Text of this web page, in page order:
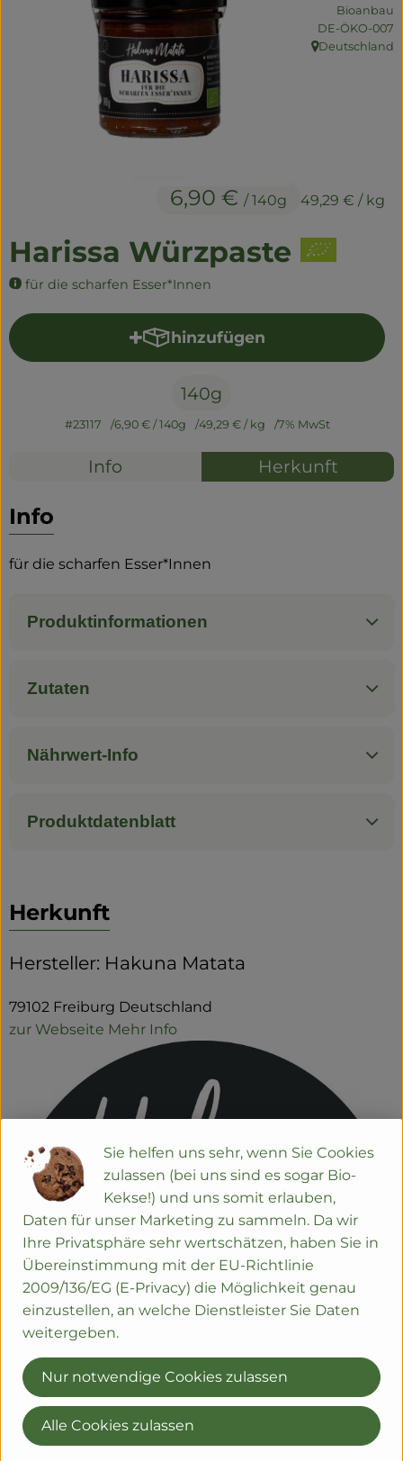
Naturwaren
Harissa Würzpaste
für die scharfen Esser*Innen
6,90 € / 140g 49,29 € / kg
Bioanbau
, Kontrollstelle:
DE-ÖKO-007
, Herkunft:
Deutschland
hinzufügen
Produkt zum Warenkorb
140g
#23117 6,90 € / 140g 49,29 € / kg 7% MwSt
Info Herkunft
Info
für die scharfen Esser*Innen
Produktinformationen
Zutaten
Nährwert-Info
Produktdatenblatt
Herkunft
Hersteller: Hakuna Matata
79102 Freiburg Deutschland
zur Webseite Mehr Info
HERSTELLUNG
Sie helfen uns sehr, wenn Sie Cookies
zulassen (bei uns sind es sogar Bio-
Kekse!) und uns somit erlauben,
Daten für unser Marketing zu sammeln. Da wir
Ihre Privatsphäre sehr wertschätzen, haben Sie in
Übereinstimmung mit der EU-Richtlinie
2009/136/EG (E-Privacy) die Möglichkeit genau
einzustellen, an welche Dienstleister Sie Daten
weitergeben.
Nur notwendige Cookies zulassen
Alle Cookies zulassen